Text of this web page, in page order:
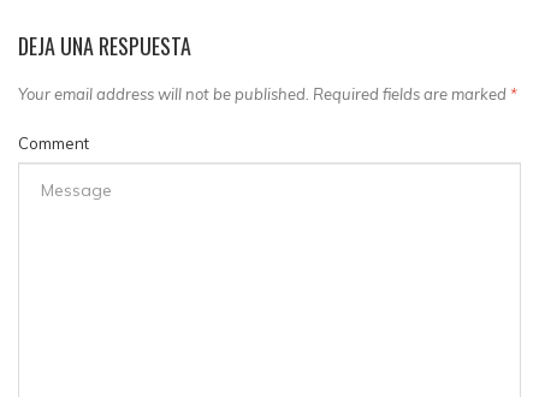
DEJA UNA RESPUESTA
Your email address will not be published. Required fields are marked *
Comment